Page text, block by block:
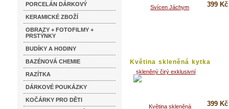
PORCELÁN DÁRKOVÝ
KERAMICKÉ ZBOŽÍ
OBRAZY + FOTOFILMY +
PRSTÝNKY
BUDÍKY A HODINY
BAZÉNOVÁ CHEMIE
RAZÍTKA
DÁRKOVÉ POUKÁZKY
KOČÁRKY PRO DĚTI
399 Kč
Květina skleněná kytka
oranžovo...
399 Kč